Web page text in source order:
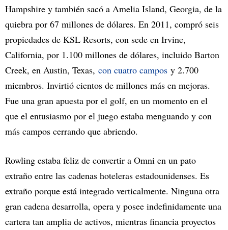
Hampshire y también sacó a Amelia Island, Georgia, de la
quiebra por 67 millones de dólares. En 2011, compró seis
propiedades de KSL Resorts, con sede en Irvine,
California, por 1.100 millones de dólares, incluido Barton
Creek, en Austin, Texas, con cuatro campos y 2.700
miembros. Invirtió cientos de millones más en mejoras.
Fue una gran apuesta por el golf, en un momento en el
que el entusiasmo por el juego estaba menguando y con
más campos cerrando que abriendo.
Rowling estaba feliz de convertir a Omni en un pato
extraño entre las cadenas hoteleras estadounidenses. Es
extraño porque está integrado verticalmente. Ninguna otra
gran cadena desarrolla, opera y posee indefinidamente una
cartera tan amplia de activos, mientras financia proyectos